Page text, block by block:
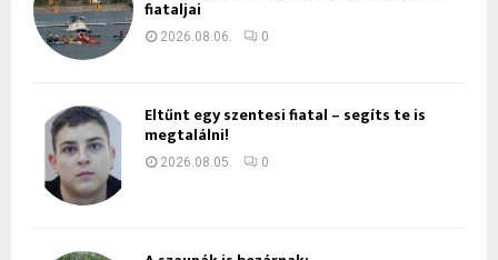
fiataljai
2026.08.06. 0
Eltűnt egy szentesi fiatal – segíts te is
megtalálni!
2026.08.05. 0